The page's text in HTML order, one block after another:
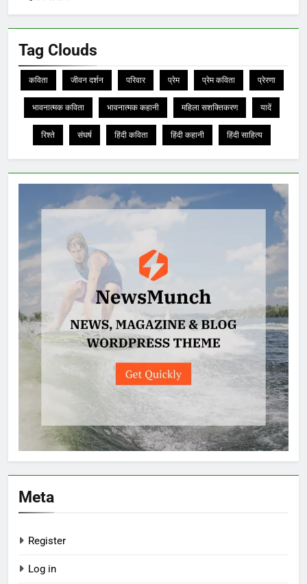
Tag Clouds
कविता जीवन दर्शन परिवार प्रेम प्रेम कविता प्रेरणा
भावनात्मक कविता भावनात्मक कहानी महिला सशक्तिकरण यादें
रिश्ते संघर्ष हिंदी कविता हिंदी कहानी हिंदी साहित्य
Meta
Register
Log in